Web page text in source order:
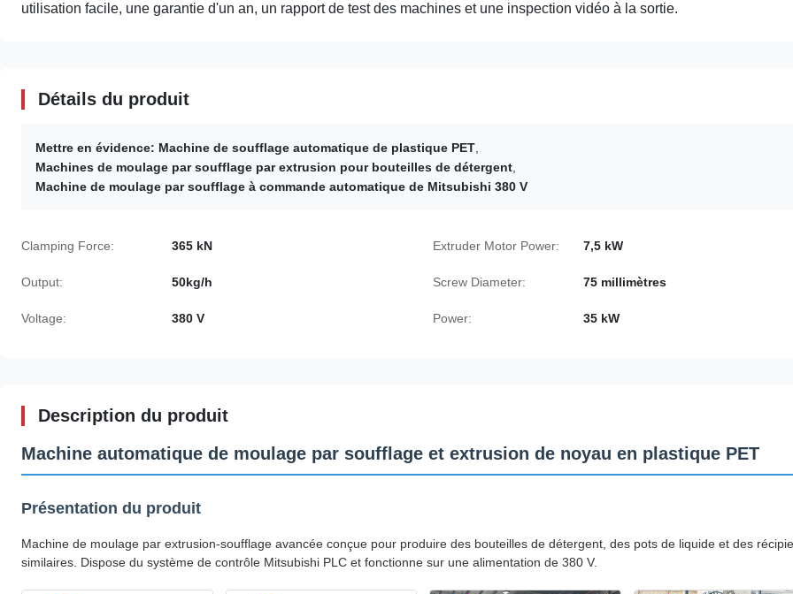
utilisation facile, une garantie d'un an, un rapport de test des machines et une inspection vidéo à la sortie.
Détails du produit
Mettre en évidence: Machine de soufflage automatique de plastique PET
Machines de moulage par soufflage par extrusion pour bouteilles de détergent
Machine de moulage par soufflage à commande automatique de Mitsubishi 380 V
Clamping Force: 365 kN Extruder Motor Power: 7,5 kW
Output: 50kg/h Screw Diameter: 75 millimètres
Voltage: 380 V Power: 35 kW
Description du produit
Machine automatique de moulage par soufflage et extrusion de noyau en plastique PET
Présentation du produit
Machine de moulage par extrusion-soufflage avancée conçue pour produire des bouteilles de détergent, des pots de liquide et des
similaires. Dispose du système de contrôle Mitsubishi PLC et fonctionne sur une alimentation de 380 V.